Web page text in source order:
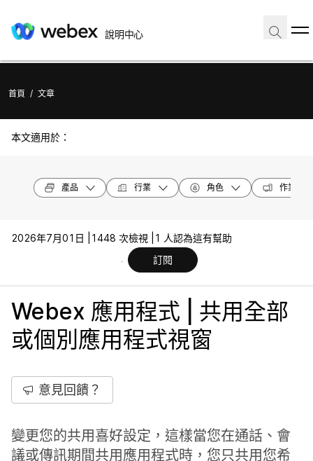
說明中心
首頁 / 文章
本文適用於：
產品 行業 角色 作業系統
2026年7月01日 | 1448 次檢視 |
1 人認為這有幫助
訂閱
Webex 應用程式 | 共用全部
或個別應用程式視窗
意見回饋？
變更您的共用喜好設定，這樣當您在通話、會
議或傳訊期間共用應用程式時，您只共用您希